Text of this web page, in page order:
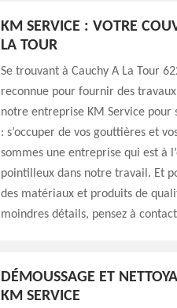
KM SERVICE : VOTRE
LA TOUR
Se trouvant à Cauchy A La Tour
reconnue pour fournir des
notre entreprise KM Service pour
: s’occuper de vos gouttières et
sommes une entreprise qui est à
pointilleux dans notre travail. Et
des matériaux et produits de
moindres détails, pensez à
DÉMOUSSAGE ET
KM SERVICE